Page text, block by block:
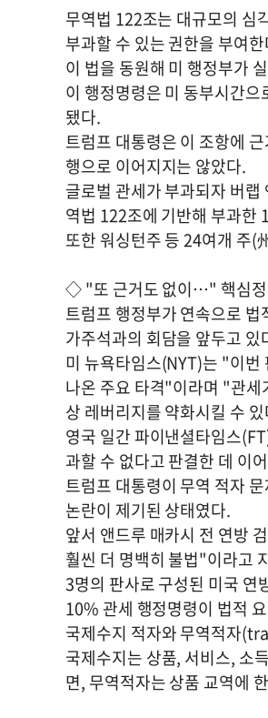
무역법 122조는 대규모의 심
부과할 수 있는 권한을 부여
이 법을 동원해 미 행정부가
이 행정명령은 미 동부시간
됐다.
트럼프 대통령은 이 조항에
행으로 이어지지는 않았다.
글로벌 관세가 부과되자 버
역법 122조에 기반해 부과한
또한 워싱턴주 등 24여개 주(
◇ "또 근거도 없이…" 핵심정
트럼프 행정부가 연속으로
가주석과의 회담을 앞두고
미 뉴욕타임스(NYT)는 "이번
나온 주요 타격"이라며 "관세
상 레버리지를 약화시킬 수
영국 일간 파이낸셜타임스
과할 수 없다고 판결한 데 이
트럼프 대통령이 무역 적자
논란이 제기된 상태였다.
앞서 앤드루 매카시 전 연방
훨씬 더 명백히 불법"이라고
3명의 판사로 구성된 미국 연
10% 관세 행정명령이 법적
국제수지 적자와 무역적자
국제수지는 상품, 서비스, 소
면, 무역적자는 상품 교역에